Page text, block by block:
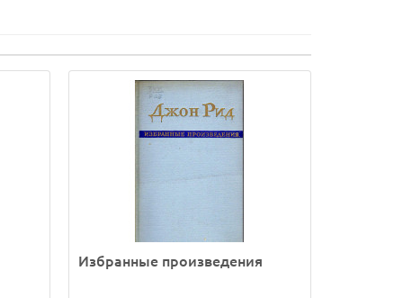
Избранные произведения